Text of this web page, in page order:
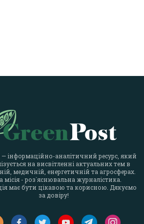
— інформаційно-аналітичний ресурс, який
на висвітленні актуальних тем в
медичній, енергетичній та агросферах.
місія - роз`яснювальна журналістика.
має бути цікавою та корисною. Дякуємо
за довіру!